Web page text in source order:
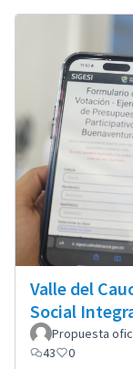
Valle del
Social
Propuesta
43
0